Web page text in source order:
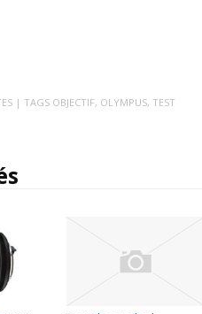
| TAGS OBJECTIF, OLYMPUS, TEST